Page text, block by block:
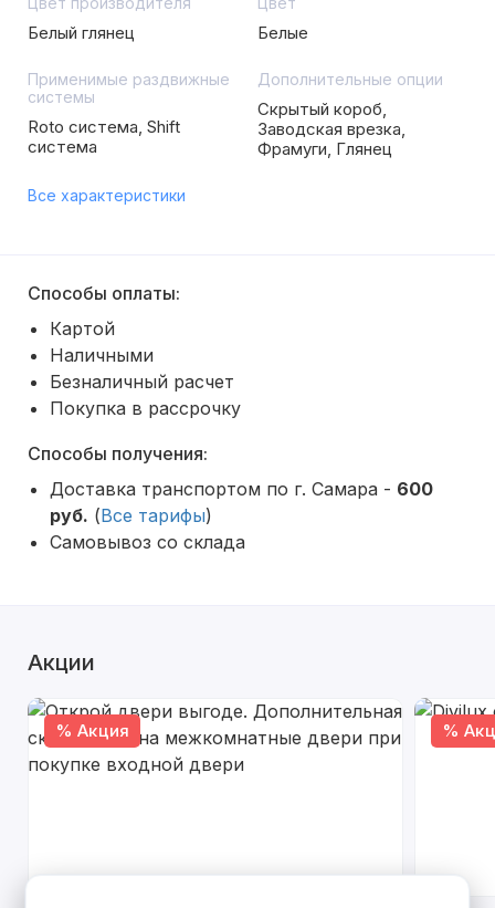
Белый глянец Белые
Применимые раздвижные
системы
Roto система, Shift
система
Дополнительные опции
Скрытый короб,
Заводская врезка,
Фрамуги, Глянец
Все характеристики
Способы оплаты:
Картой
Наличными
Безналичный расчет
Покупка в рассрочку
Способы получения:
Доставка транспортом по г. Самара - 600
руб. (Все тарифы)
Самовывоз со склада
Акции
% Акция %